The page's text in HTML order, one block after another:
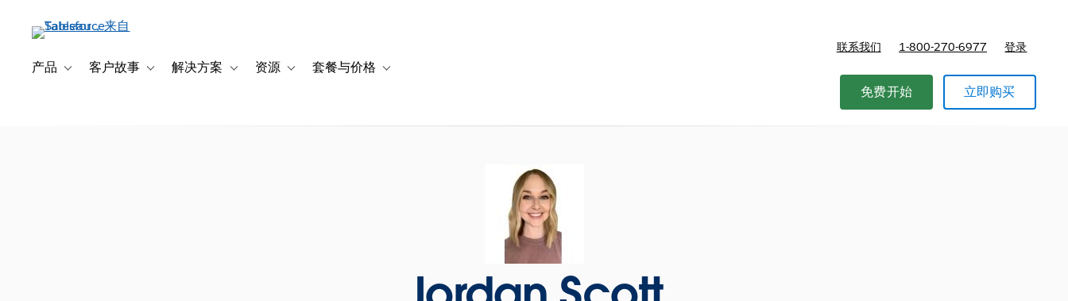
产品 Toggle sub-navigation for 产品
客户故事 Toggle sub-navigation for 客户故事
解决方案 Toggle sub-navigation for 解决方案
资源 Toggle sub-navigation for 资源
套餐与价格 Toggle sub-navigation for 套餐与价格
联系我们 1-800-270-6977 登录
免费开始 立即购买